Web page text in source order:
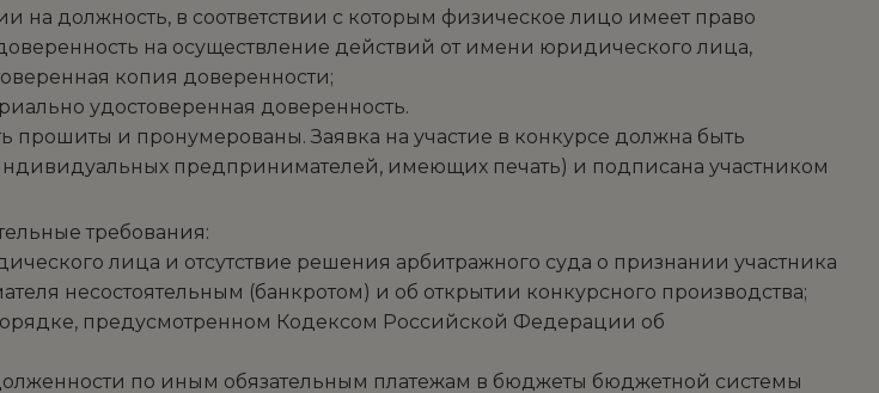
должность, в соответствии с которым физическое лицо имеет право
на осуществление действий от имени юридического лица,
копия доверенности;
удостоверенная доверенность.
и пронумерованы. Заявка на участие в конкурсе должна быть
предпринимателей, имеющих печать) и подписана участником
требования:
лица и отсутствие решения арбитражного суда о признании участника
несостоятельным (банкротом) и об открытии конкурсного производства;
предусмотренном Кодексом Российской Федерации об
по иным обязательным платежам в бюджеты бюджетной системы